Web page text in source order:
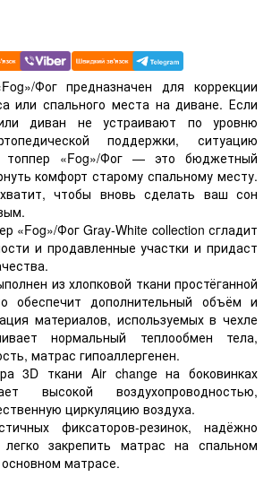
Фог предназначен для коррекции
или спального места на диване. Если
диван не устраивают по уровню
поддержки, ситуацию
топпер «Fog»/Фог — это бюджетный
комфорт старому спальному месту.
чтобы вновь сделать ваш сон
Фог Gray-White collection сгладит
и продавленные участки и придаст
из хлопковой ткани простёганной
обеспечит дополнительный объём и
материалов, используемых в чехле
нормальный теплообмен тела,
матрас гипоаллергенен.
3D ткани Air change на боковинках
высокой воздухопроводностью,
циркуляцию воздуха.
фиксаторов-резинок, надёжно
закрепить матрас на спальном
матрасе.